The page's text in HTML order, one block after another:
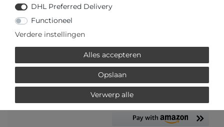
Wensenlijst Vraag over het artikel
IN DE WINKELWAGEN
of
DHL Preferred Delivery
Functioneel
Verdere instellingen
Alles accepteren
Opslaan
Verwerp alle